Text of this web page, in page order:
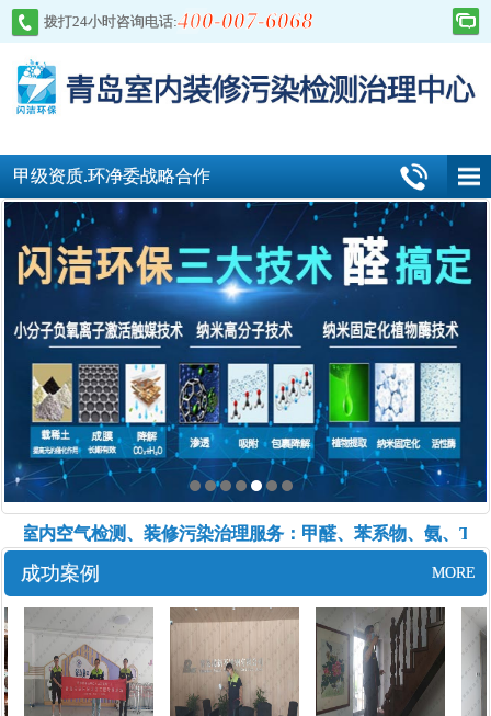
拨打24小时咨询电话:400-007-6068
甲级资质.环净委战略合作
内空气检测、装修污染治理服务：甲醛、苯系物、氨、
成功案例 MORE